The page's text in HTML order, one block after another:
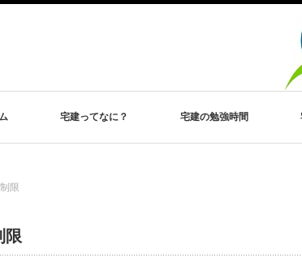
宅建ってなに？ 宅建の勉強時間
限
限